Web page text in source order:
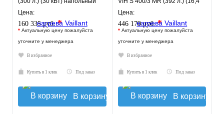
Цена:
160 335 руб.*
* Актуальную цену пожалуйста
уточните у менеджера
В избранное
Купить в 1 клик Под заказ
В корзину
кВт) напольный
Цена:
446 170 руб.*
* Актуальную цену пожалуйста
уточните у менеджера
В избранное
Купить в 1 клик Под заказ
В корзину